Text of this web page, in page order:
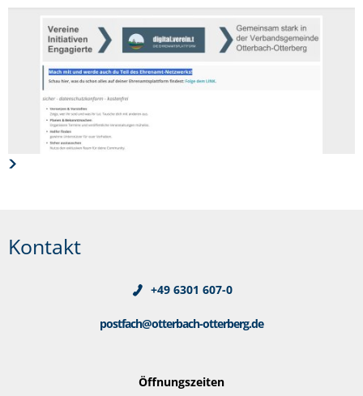
Kontakt
+49 6301 607-0
postfach@otterbach-otterberg.de
Öffnungszeiten